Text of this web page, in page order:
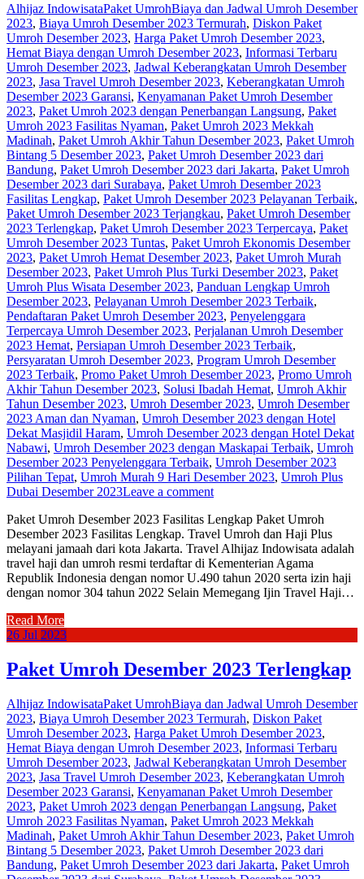
Alhijaz IndowisataPaket UmrohBiaya dan Jadwal Umroh Desember
2023, Biaya Umroh Desember 2023 Termurah, Diskon Paket
Umroh Desember 2023, Harga Paket Umroh Desember 2023,
Hemat Biaya dengan Umroh Desember 2023, Informasi Terbaru
Umroh Desember 2023, Jadwal Keberangkatan Umroh Desember
2023, Jasa Travel Umroh Desember 2023, Keberangkatan Umroh
Desember 2023 Garansi, Kenyamanan Paket Umroh Desember
2023, Paket Umroh 2023 dengan Penerbangan Langsung, Paket
Umroh 2023 Fasilitas Nyaman, Paket Umroh 2023 Mekkah
Madinah, Paket Umroh Akhir Tahun Desember 2023, Paket Umroh
Bintang 5 Desember 2023, Paket Umroh Desember 2023 dari
Bandung, Paket Umroh Desember 2023 dari Jakarta, Paket Umroh
Desember 2023 dari Surabaya, Paket Umroh Desember 2023
Fasilitas Lengkap, Paket Umroh Desember 2023 Pelayanan Terbaik,
Paket Umroh Desember 2023 Terjangkau, Paket Umroh Desember
2023 Terlengkap, Paket Umroh Desember 2023 Terpercaya, Paket
Umroh Desember 2023 Tuntas, Paket Umroh Ekonomis Desember
2023, Paket Umroh Hemat Desember 2023, Paket Umroh Murah
Desember 2023, Paket Umroh Plus Turki Desember 2023, Paket
Umroh Plus Wisata Desember 2023, Panduan Lengkap Umroh
Desember 2023, Pelayanan Umroh Desember 2023 Terbaik,
Pendaftaran Paket Umroh Desember 2023, Penyelenggara
Terpercaya Umroh Desember 2023, Perjalanan Umroh Desember
2023 Hemat, Persiapan Umroh Desember 2023 Terbaik,
Persyaratan Umroh Desember 2023, Program Umroh Desember
2023 Terbaik, Promo Paket Umroh Desember 2023, Promo Umroh
Akhir Tahun Desember 2023, Solusi Ibadah Hemat, Umroh Akhir
Tahun Desember 2023, Umroh Desember 2023, Umroh Desember
2023 Aman dan Nyaman, Umroh Desember 2023 dengan Hotel
Dekat Masjidil Haram, Umroh Desember 2023 dengan Hotel Dekat
Nabawi, Umroh Desember 2023 dengan Maskapai Terbaik, Umroh
Desember 2023 Penyelenggara Terbaik, Umroh Desember 2023
Pilihan Tepat, Umroh Murah 9 Hari Desember 2023, Umroh Plus
Dubai Desember 2023Leave a comment
Paket Umroh Desember 2023 Fasilitas Lengkap Paket Umroh
Desember 2023 Fasilitas Lengkap. Travel Umroh dan Haji Plus
melayani jamaah dari kota Jakarta. Travel Alhijaz Indowisata adalah
travel haji dan umroh resmi terdaftar di Kementerian Agama
Republik Indonesia dengan nomor U.490 tahun 2020 serta izin haji
dengan nomor 304 tahun 2022 Selain Memegang Ijin Travel Haji…
Read More
26 Jul 2023
Paket Umroh Desember 2023 Terlengkap
Alhijaz IndowisataPaket UmrohBiaya dan Jadwal Umroh Desember
2023, Biaya Umroh Desember 2023 Termurah, Diskon Paket
Umroh Desember 2023, Harga Paket Umroh Desember 2023,
Hemat Biaya dengan Umroh Desember 2023, Informasi Terbaru
Umroh Desember 2023, Jadwal Keberangkatan Umroh Desember
2023, Jasa Travel Umroh Desember 2023, Keberangkatan Umroh
Desember 2023 Garansi, Kenyamanan Paket Umroh Desember
2023, Paket Umroh 2023 dengan Penerbangan Langsung, Paket
Umroh 2023 Fasilitas Nyaman, Paket Umroh 2023 Mekkah
Madinah, Paket Umroh Akhir Tahun Desember 2023, Paket Umroh
Bintang 5 Desember 2023, Paket Umroh Desember 2023 dari
Bandung, Paket Umroh Desember 2023 dari Jakarta, Paket Umroh